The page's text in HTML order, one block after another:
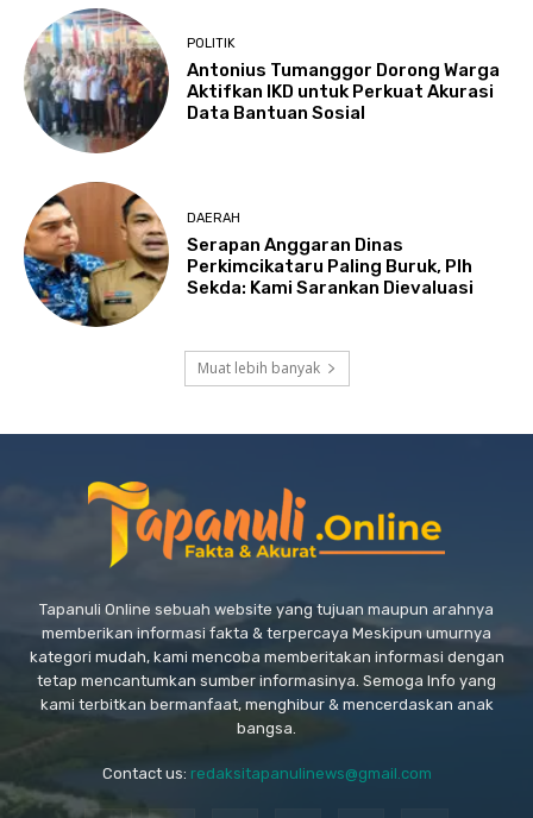
POLITIK
Antonius Tumanggor Dorong Warga
Aktifkan IKD untuk Perkuat Akurasi
Data Bantuan Sosial
DAERAH
Serapan Anggaran Dinas
Perkimcikataru Paling Buruk, Plh
Sekda: Kami Sarankan Dievaluasi
Muat lebih banyak
Tapanuli Online sebuah website yang tujuan maupun arahnya
memberikan informasi fakta & terpercaya Meskipun umurnya
kategori mudah, kami mencoba memberitakan informasi dengan
tetap mencantumkan sumber informasinya. Semoga Info yang
kami terbitkan bermanfaat, menghibur & mencerdaskan anak
bangsa.
Contact us: redaksitapanulinews@gmail.com